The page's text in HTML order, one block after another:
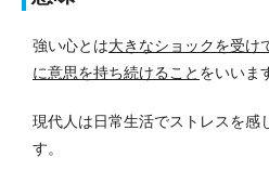
強い心とは大きなショックを受け
に意思を持ち続けること をいいま
現代人は日常生活でストレスを感
す。